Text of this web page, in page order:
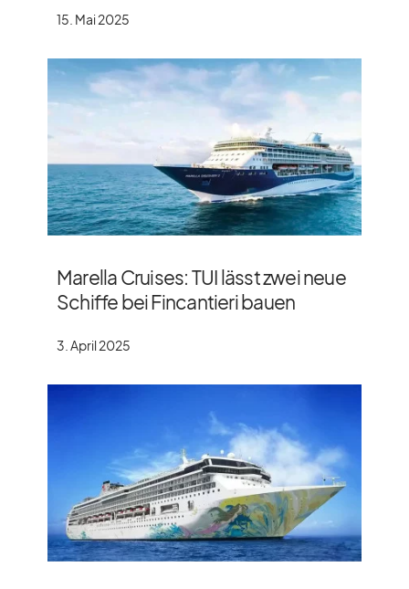
15. Mai 2025
Marella Cruises: TUI lässt zwei neue
Schiffe bei Fincantieri bauen
3. April 2025